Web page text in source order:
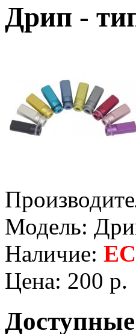
Дрип -
Модель:
Наличие:
Цена: 200 р.